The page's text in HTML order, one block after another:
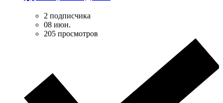
2 подписчика
08 июн.
205 просмотров